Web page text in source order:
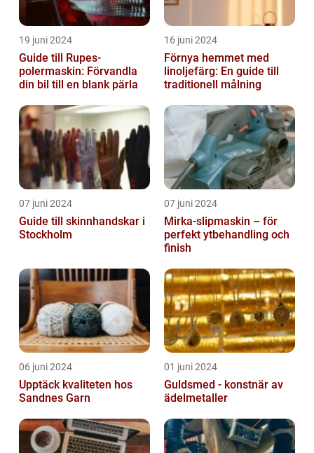
19 juni 2024
Guide till Rupes-
polermaskin: Förvandla
din bil till en blank pärla
16 juni 2024
Förnya hemmet med
linoljefärg: En guide till
traditionell målning
07 juni 2024
Guide till skinnhandskar i
Stockholm
07 juni 2024
Mirka-slipmaskin – för
perfekt ytbehandling och
finish
06 juni 2024
Upptäck kvaliteten hos
Sandnes Garn
01 juni 2024
Guldsmed - konstnär av
ädelmetaller